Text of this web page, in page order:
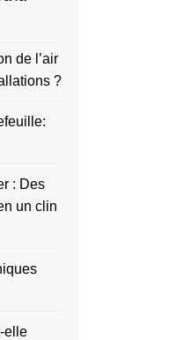
de l’air
?
: Des
un clin
elle